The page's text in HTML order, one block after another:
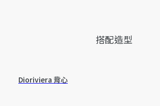
因技術侷限、產品改良或生產批次不同等原因
搭配造型
Dioriviera 背心